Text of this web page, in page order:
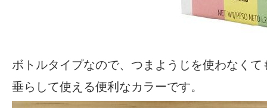
ボトルタイプなので、つまようじを使わなくて
垂らして使える便利なカラーです。